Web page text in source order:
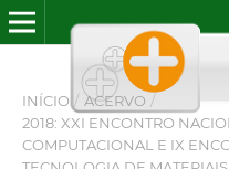
INÍCIO / ACERVO /
2018: XXI ENCONTRO
COMPUTACIONAL E IX